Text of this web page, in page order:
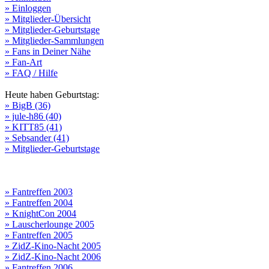
» Einloggen
» Mitglieder-Übersicht
» Mitglieder-Geburtstage
» Mitglieder-Sammlungen
» Fans in Deiner Nähe
» Fan-Art
» FAQ / Hilfe
Heute haben Geburtstag:
» BigB (36)
» jule-h86 (40)
» KITT85 (41)
» Sebsander (41)
» Mitglieder-Geburtstage
» Fantreffen 2003
» Fantreffen 2004
» KnightCon 2004
» Lauscherlounge 2005
» Fantreffen 2005
» ZidZ-Kino-Nacht 2005
» ZidZ-Kino-Nacht 2006